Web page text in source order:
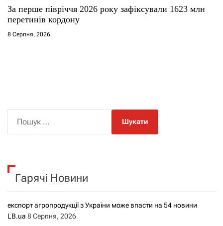
За перше півріччя 2026 року зафіксували 1623 млн
перетинів кордону
8 Серпня, 2026
к
Гарячі Новини
експорт агропродукції з України може впасти на 54 новини
LB.ua 8 Серпня, 2026